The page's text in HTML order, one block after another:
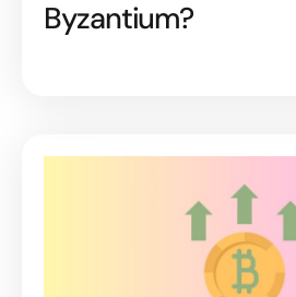
Byzantium?